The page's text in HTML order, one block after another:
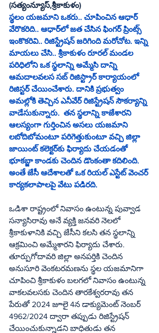
(సత్యంన్యూస్‌,శ్రీకాకుళం)
స్థలం యజమాని ఒకరు.. చూపించిన ఆధార్‌
వేరొకరిది.. ఆధార్‌లో జత చేసిన ఫింగర్‌ ప్రింట్స్‌
ఇంకొకరివి.. రిజిస్ట్రేషన్‌ జరిగింది మరోచోట. ఇన్ని
మాయలు చేసి.. శ్రీకాకుళం రూరల్‌ మండల
పరిధిలోని ఒక స్థలాన్ని అమ్మేసి దాన్ని
ఆమదాలవలస సబ్‌ రిజిస్ట్రార్‌ కార్యాయంలో
రిజిస్టర్‌ చేయించేశారు. దానికి ప్రభుత్వం
అమల్లోకి తెచ్చిన ఎనీవేర్‌ రిజిస్ట్రేషన్‌ సౌకర్యాన్ని
వాడేసుకున్నారు.  తన స్థలాన్ని కాజేశారని
ఆలస్యంగా గుర్తించిన అసలు యజమాని
లబోదిబోమంటూ పరిగెత్తుకుంటూ వచ్చి జిల్లా
జాయింట్‌ కలెక్టర్‌కు ఫిర్యాదు చేయడంతో
భూకబ్జా కాండకు చెందిన డొంకంతా కదిలింది.
అంతే జేసీ ఆదేశాలతో ఒక రియల్‌ ఎస్టేట్‌ వెంచర్‌
కార్యకలాపాలపై వేటు పడిరది.
ఒడిశా రాష్ట్రంలో నివాసం ఉంటున్న పువ్వాడ
సన్యాసిరావు అనే వ్యక్తి జనవరి నెలలో
శ్రీకాకుళానికి వచ్చి జేసీని కలసి తన స్థలాన్ని
ఆక్రమించి అమ్మేశారని ఫిర్యాదు చేశారు.
తూర్పుగోదావరి జిల్లా అనపర్తికి చెందిన
అనుసూరి వెంకటరమణను స్థల యజమానిగా
చూపించి శ్రీకాకుళం బలగలో నివాసం ఉంటున్న
వాకలవలసకు చెందిన తారకేశ్వరరావు తన
పేరుతో 2024 జూలై 4న డాక్యుమెంట్‌ నెంబర్‌
4962/2024 ద్వారా తప్పుడు రిజిస్ట్రేషన్‌
చేయించుకున్నాడని బాధితుడు తన